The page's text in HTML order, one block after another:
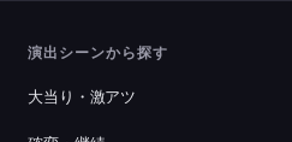
演出シーンから探す
大当り・激アツ